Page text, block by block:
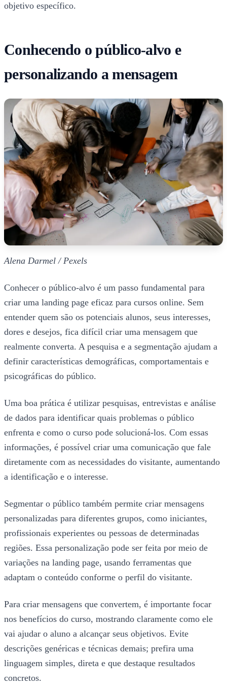
objetivo específico.
Conhecendo o público-alvo e
personalizando a mensagem
Alena Darmel / Pexels
Conhecer o público-alvo é um passo fundamental para
criar uma landing page eficaz para cursos online. Sem
entender quem são os potenciais alunos, seus interesses,
dores e desejos, fica difícil criar uma mensagem que
realmente converta. A pesquisa e a segmentação ajudam a
definir características demográficas, comportamentais e
psicográficas do público.
Uma boa prática é utilizar pesquisas, entrevistas e análise
de dados para identificar quais problemas o público
enfrenta e como o curso pode solucioná-los. Com essas
informações, é possível criar uma comunicação que fale
diretamente com as necessidades do visitante, aumentando
a identificação e o interesse.
Segmentar o público também permite criar mensagens
personalizadas para diferentes grupos, como iniciantes,
profissionais experientes ou pessoas de determinadas
regiões. Essa personalização pode ser feita por meio de
variações na landing page, usando ferramentas que
adaptam o conteúdo conforme o perfil do visitante.
Para criar mensagens que convertem, é importante focar
nos benefícios do curso, mostrando claramente como ele
vai ajudar o aluno a alcançar seus objetivos. Evite
descrições genéricas e técnicas demais; prefira uma
linguagem simples, direta e que destaque resultados
concretos.